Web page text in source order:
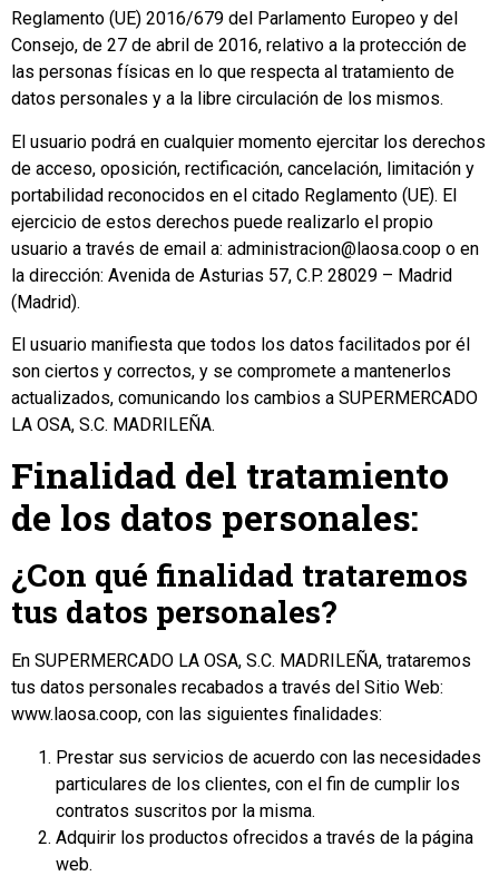
Reglamento (UE) 2016/679 del Parlamento Europeo y del
Consejo, de 27 de abril de 2016, relativo a la protección de
las personas físicas en lo que respecta al tratamiento de
datos personales y a la libre circulación de los mismos.
El usuario podrá en cualquier momento ejercitar los derechos
de acceso, oposición, rectificación, cancelación, limitación y
portabilidad reconocidos en el citado Reglamento (UE). El
ejercicio de estos derechos puede realizarlo el propio
usuario a través de email a: administracion@laosa.coop o en
la dirección: Avenida de Asturias 57, C.P. 28029 – Madrid
(Madrid).
El usuario manifiesta que todos los datos facilitados por él
son ciertos y correctos, y se compromete a mantenerlos
actualizados, comunicando los cambios a SUPERMERCADO
LA OSA, S.C. MADRILEÑA.
Finalidad del tratamiento
de los datos personales:
¿Con qué finalidad trataremos
tus datos personales?
En SUPERMERCADO LA OSA, S.C. MADRILEÑA, trataremos
tus datos personales recabados a través del Sitio Web:
www.laosa.coop, con las siguientes finalidades:
Prestar sus servicios de acuerdo con las necesidades
particulares de los clientes, con el fin de cumplir los
contratos suscritos por la misma.
Adquirir los productos ofrecidos a través de la página
web.